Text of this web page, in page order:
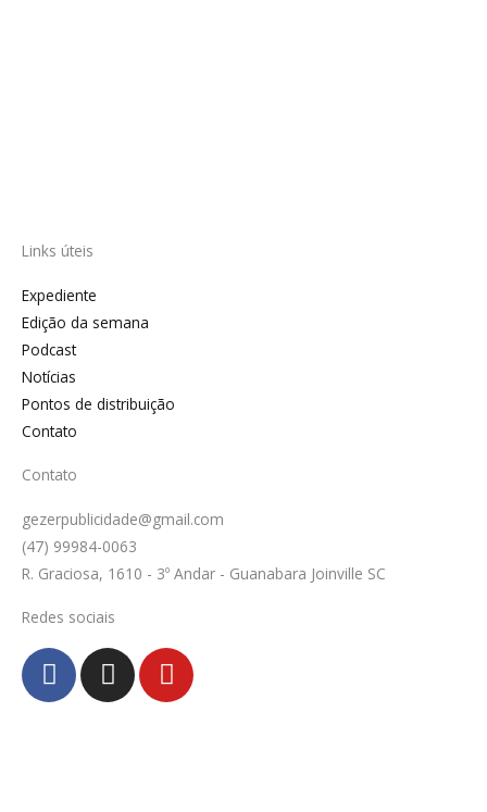
Links úteis
Expediente
Edição da semana
Podcast
Notícias
Pontos de distribuição
Contato
Contato
gezerpublicidade@gmail.com
(47) 99984-0063
R. Graciosa, 1610 - 3º Andar - Guanabara Joinville SC
Redes sociais
F
a
c
I
n
s
Y
o
u